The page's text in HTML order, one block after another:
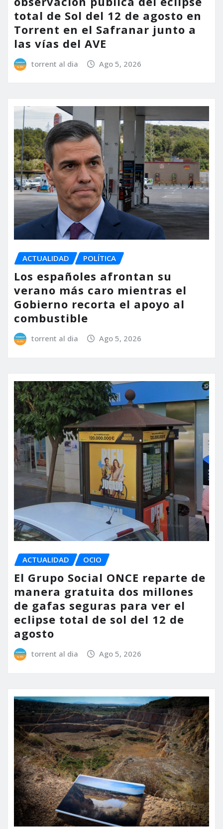
total de Sol del 12 de agosto en
Torrent en el Safranar junto a
las vías del AVE
torrent al dia Ago 5, 2026
ACTUALIDAD POLÍTICA
Los españoles afrontan su
verano más caro mientras el
Gobierno recorta el apoyo al
combustible
torrent al dia Ago 5, 2026
ACTUALIDAD OCIO
El Grupo Social ONCE reparte de
manera gratuita dos millones
de gafas seguras para ver el
eclipse total de sol del 12 de
agosto
torrent al dia Ago 5, 2026